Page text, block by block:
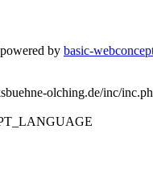
powered by basic-
olching.de/inc/